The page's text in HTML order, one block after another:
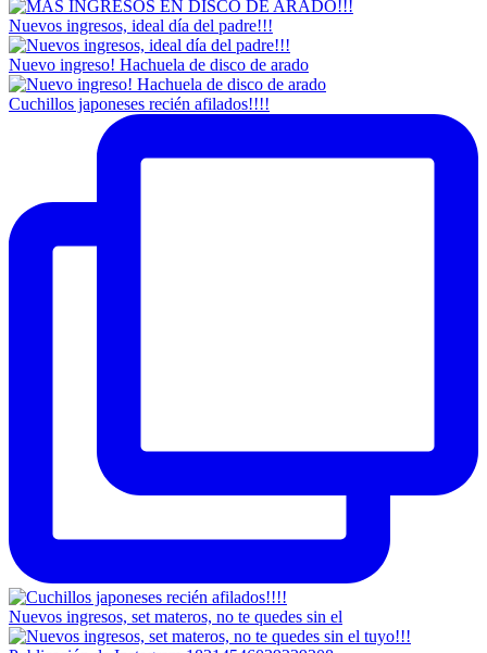
Nuevos ingresos, ideal día del padre!!!
Nuevo ingreso! Hachuela de disco de arado
Cuchillos japoneses recién afilados!!!!
Nuevos ingresos, set materos, no te quedes sin el